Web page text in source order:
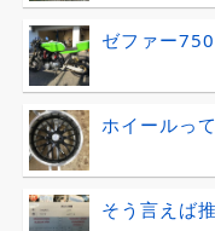
ゼファー
ホイールっ
そう言えば